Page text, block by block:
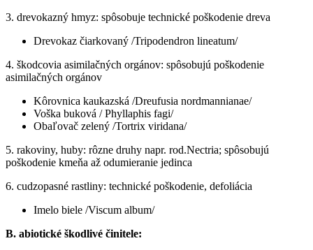
3. drevokazný hmyz: spôsobuje technické poškodenie dreva
Drevokaz čiarkovaný /Tripodendron lineatum/
4. škodcovia asimilačných orgánov: spôsobujú poškodenie
asimilačných orgánov
Kôrovnica kaukazská /Dreufusia nordmannianae/
Voška buková / Phyllaphis fagi/
Obaľovač zelený /Tortrix viridana/
5. rakoviny, huby: rôzne druhy napr. rod.Nectria; spôsobujú
poškodenie kmeňa až odumieranie jedinca
6. cudzopasné rastliny: technické poškodenie, defoliácia
Imelo biele /Viscum album/
B. abiotické škodlivé činitele: